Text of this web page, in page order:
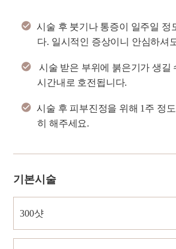
시술 후 붓기나 통증이 일주일 정
다. 일시적인 증상이니 안심하셔
시술 받은 부위에 붉은기가 생길
시간내로 호전됩니다.
시술 후 피부진정을 위해 1주 정
히 해주세요.
기본시술
300샷